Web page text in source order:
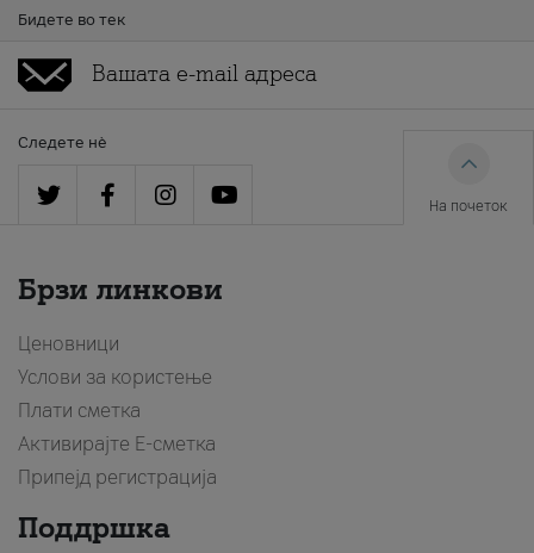
Бидете во тек
Следете нè
На почеток
Брзи линкови
Ценовници
Услови за користење
Плати сметка
Активирајте Е-сметка
Припејд регистрација
Поддршка